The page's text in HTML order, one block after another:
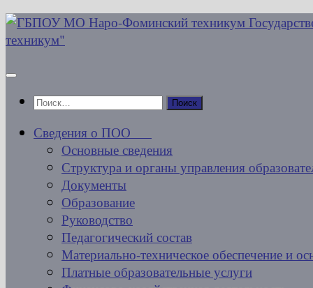
Перейти
к
Найти:
Сведения о ПОО
Основные сведения
Структура и органы управления
Документы
Образование
Руководство
Педагогический состав
Материально-техническое обеспечение и
Платные образовательные услуги